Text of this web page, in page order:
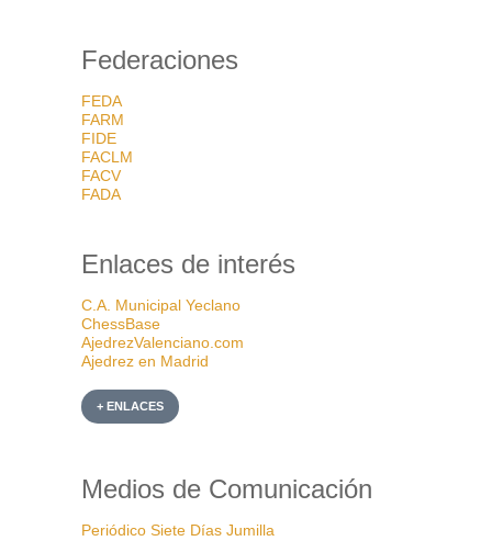
Federaciones
FEDA
FARM
FIDE
FACLM
FACV
FADA
Enlaces de interés
C.A. Municipal Yeclano
ChessBase
AjedrezValenciano.com
Ajedrez en Madrid
+ ENLACES
Medios de Comunicación
Periódico Siete Días Jumilla